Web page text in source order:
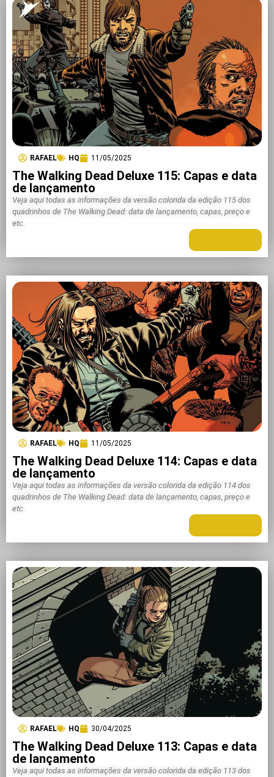
RAFAEL HQ 11/05/2025
The Walking Dead Deluxe 115: Capas e data
de lançamento
Veja aqui todas as informações da versão colorida da edição 115 dos
quadrinhos de The Walking Dead: data de lançamento, capas, preço e
etc.
RAFAEL HQ 11/05/2025
The Walking Dead Deluxe 114: Capas e data
de lançamento
Veja aqui todas as informações da versão colorida da edição 114 dos
quadrinhos de The Walking Dead: data de lançamento, capas, preço e
etc.
RAFAEL HQ 30/04/2025
The Walking Dead Deluxe 113: Capas e data
de lançamento
Veja aqui todas as informações da versão colorida da edição 113 dos